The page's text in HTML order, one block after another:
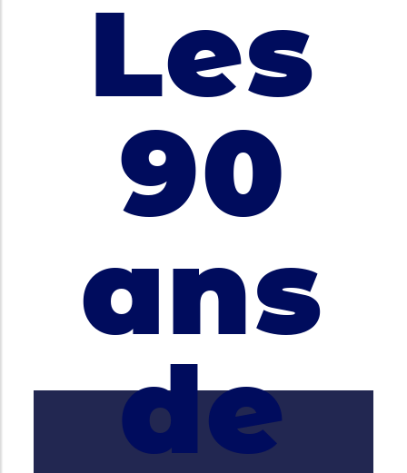
Les
90
ans
de